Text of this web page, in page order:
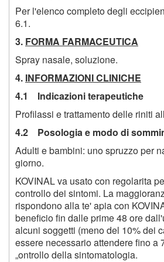
Per l'elenco completo degli
6.1.
3. FORMA FARMACEUTICA
Spray nasale, soluzione.
4. INFORMAZIONI CLINICHE
4.1 Indicazioni terapeutiche
Profilassi e trattamento delle riniti
4.2 Posologia e modo di
Adulti e bambini: uno spruzzo per
giorno.
KOVINAL va usato con regolarita
controllo dei sintomi. La
rispondono alla te' apia con
beneficio fin dalle prime 48 ore
alcuni soggetti (meno del 10% dei
essere necessario attendere fino a
„ontrollo della sintomatologia.